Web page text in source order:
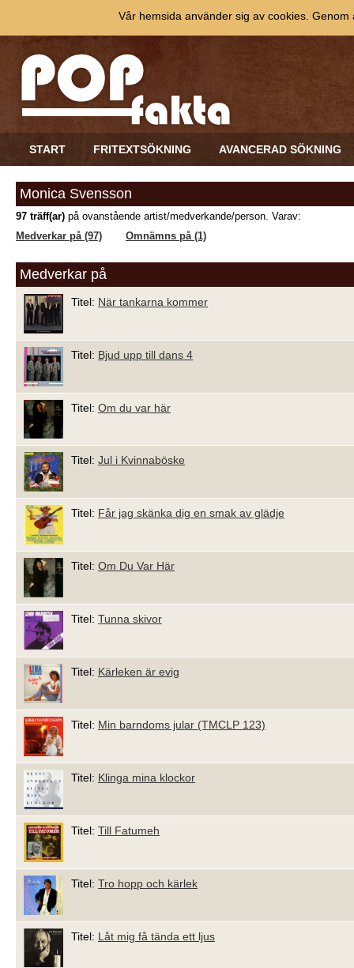
START FRITEXTSÖKNING AVANCERAD SÖKNING
Monica Svensson
97 träff(ar) på ovanstående artist/medverkande/person. Varav:
Medverkar på (97)
Omnämns på (1)
Medverkar på
Titel: När tankarna kommer
Titel: Bjud upp till dans 4
Titel: Om du var här
Titel: Jul i Kvinnaböske
Titel: Får jag skänka dig en smak av glädje
Titel: Om Du Var Här
Titel: Tunna skivor
Titel: Kärleken är evig
Titel: Min barndoms jular (TMCLP 123)
Titel: Klinga mina klockor
Titel: Till Fatumeh
Titel: Tro hopp och kärlek
Titel: Låt mig få tända ett ljus
Vår hemsida använder sig av cookies.